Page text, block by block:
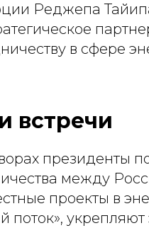
Реджепа
в сфере
встречи
президенты
между
проекты в
поток»,